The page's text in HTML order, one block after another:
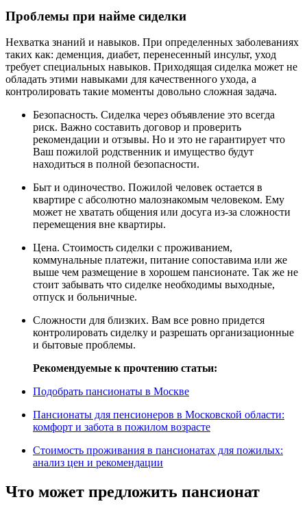
Проблемы при найме сиделки
Нехватка знаний и навыков. При определенных заболеваниях
таких как: деменция, диабет, перенесенный инсульт, уход
требует специальных навыков. Приходящая сиделка может не
обладать этими навыками для качественного ухода, а
контролировать такие моменты довольно сложная задача.
Безопасность. Сиделка через объявление это всегда
риск. Важно составить договор и проверить
рекомендации и отзывы. Но и это не гарантирует что
Ваш пожилой родственник и имущество будут
находиться в полной безопасности.
Быт и одиночество. Пожилой человек остается в
квартире с абсолютно малознакомым человеком. Ему
может не хватать общения или досуга из-за сложности
перемещения вне квартиры.
Цена. Стоимость сиделки с проживанием,
коммунальные платежи, питание сопоставима или же
выше чем размещение в хорошем пансионате. Так же не
стоит забывать что сиделке необходимы выходные,
отпуск и больничные.
Сложности для близких. Вам все ровно придется
контролировать сиделку и разрешать организационные
и бытовые проблемы.
Рекомендуемые к прочтению статьи:
Подобрать пансионаты в Москве
Пансионаты для пенсионеров в Московской области:
комфорт и забота в пожилом возрасте
Стоимость проживания в пансионатах для пожилых:
анализ цен и рекомендации
Что может предложить пансионат